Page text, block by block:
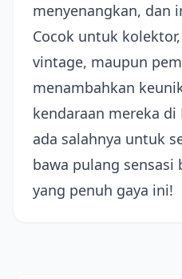
menyenangkan, dan
Cocok untuk
vintage, maupun
menambahkan
kendaraan mereka di
ada salahnya untuk
bawa pulang sensasi
yang penuh gaya ini!